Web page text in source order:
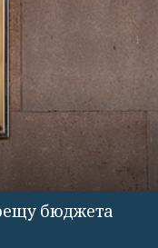
бюджета